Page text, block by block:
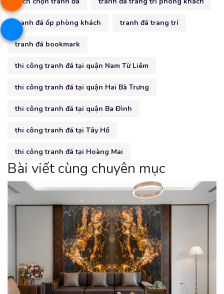
tranh đá ốp phòng khách tranh đá trang trí
tranh đá bookmark
thi công tranh đá tại quận Nam Từ Liêm
thi công tranh đá tại quận Hai Bà Trưng
thi công tranh đá tại quận Ba Đình
thi công tranh đá tại Tây Hồ
thi công tranh đá tại Hoàng Mai
Bài viết cùng chuyên mục